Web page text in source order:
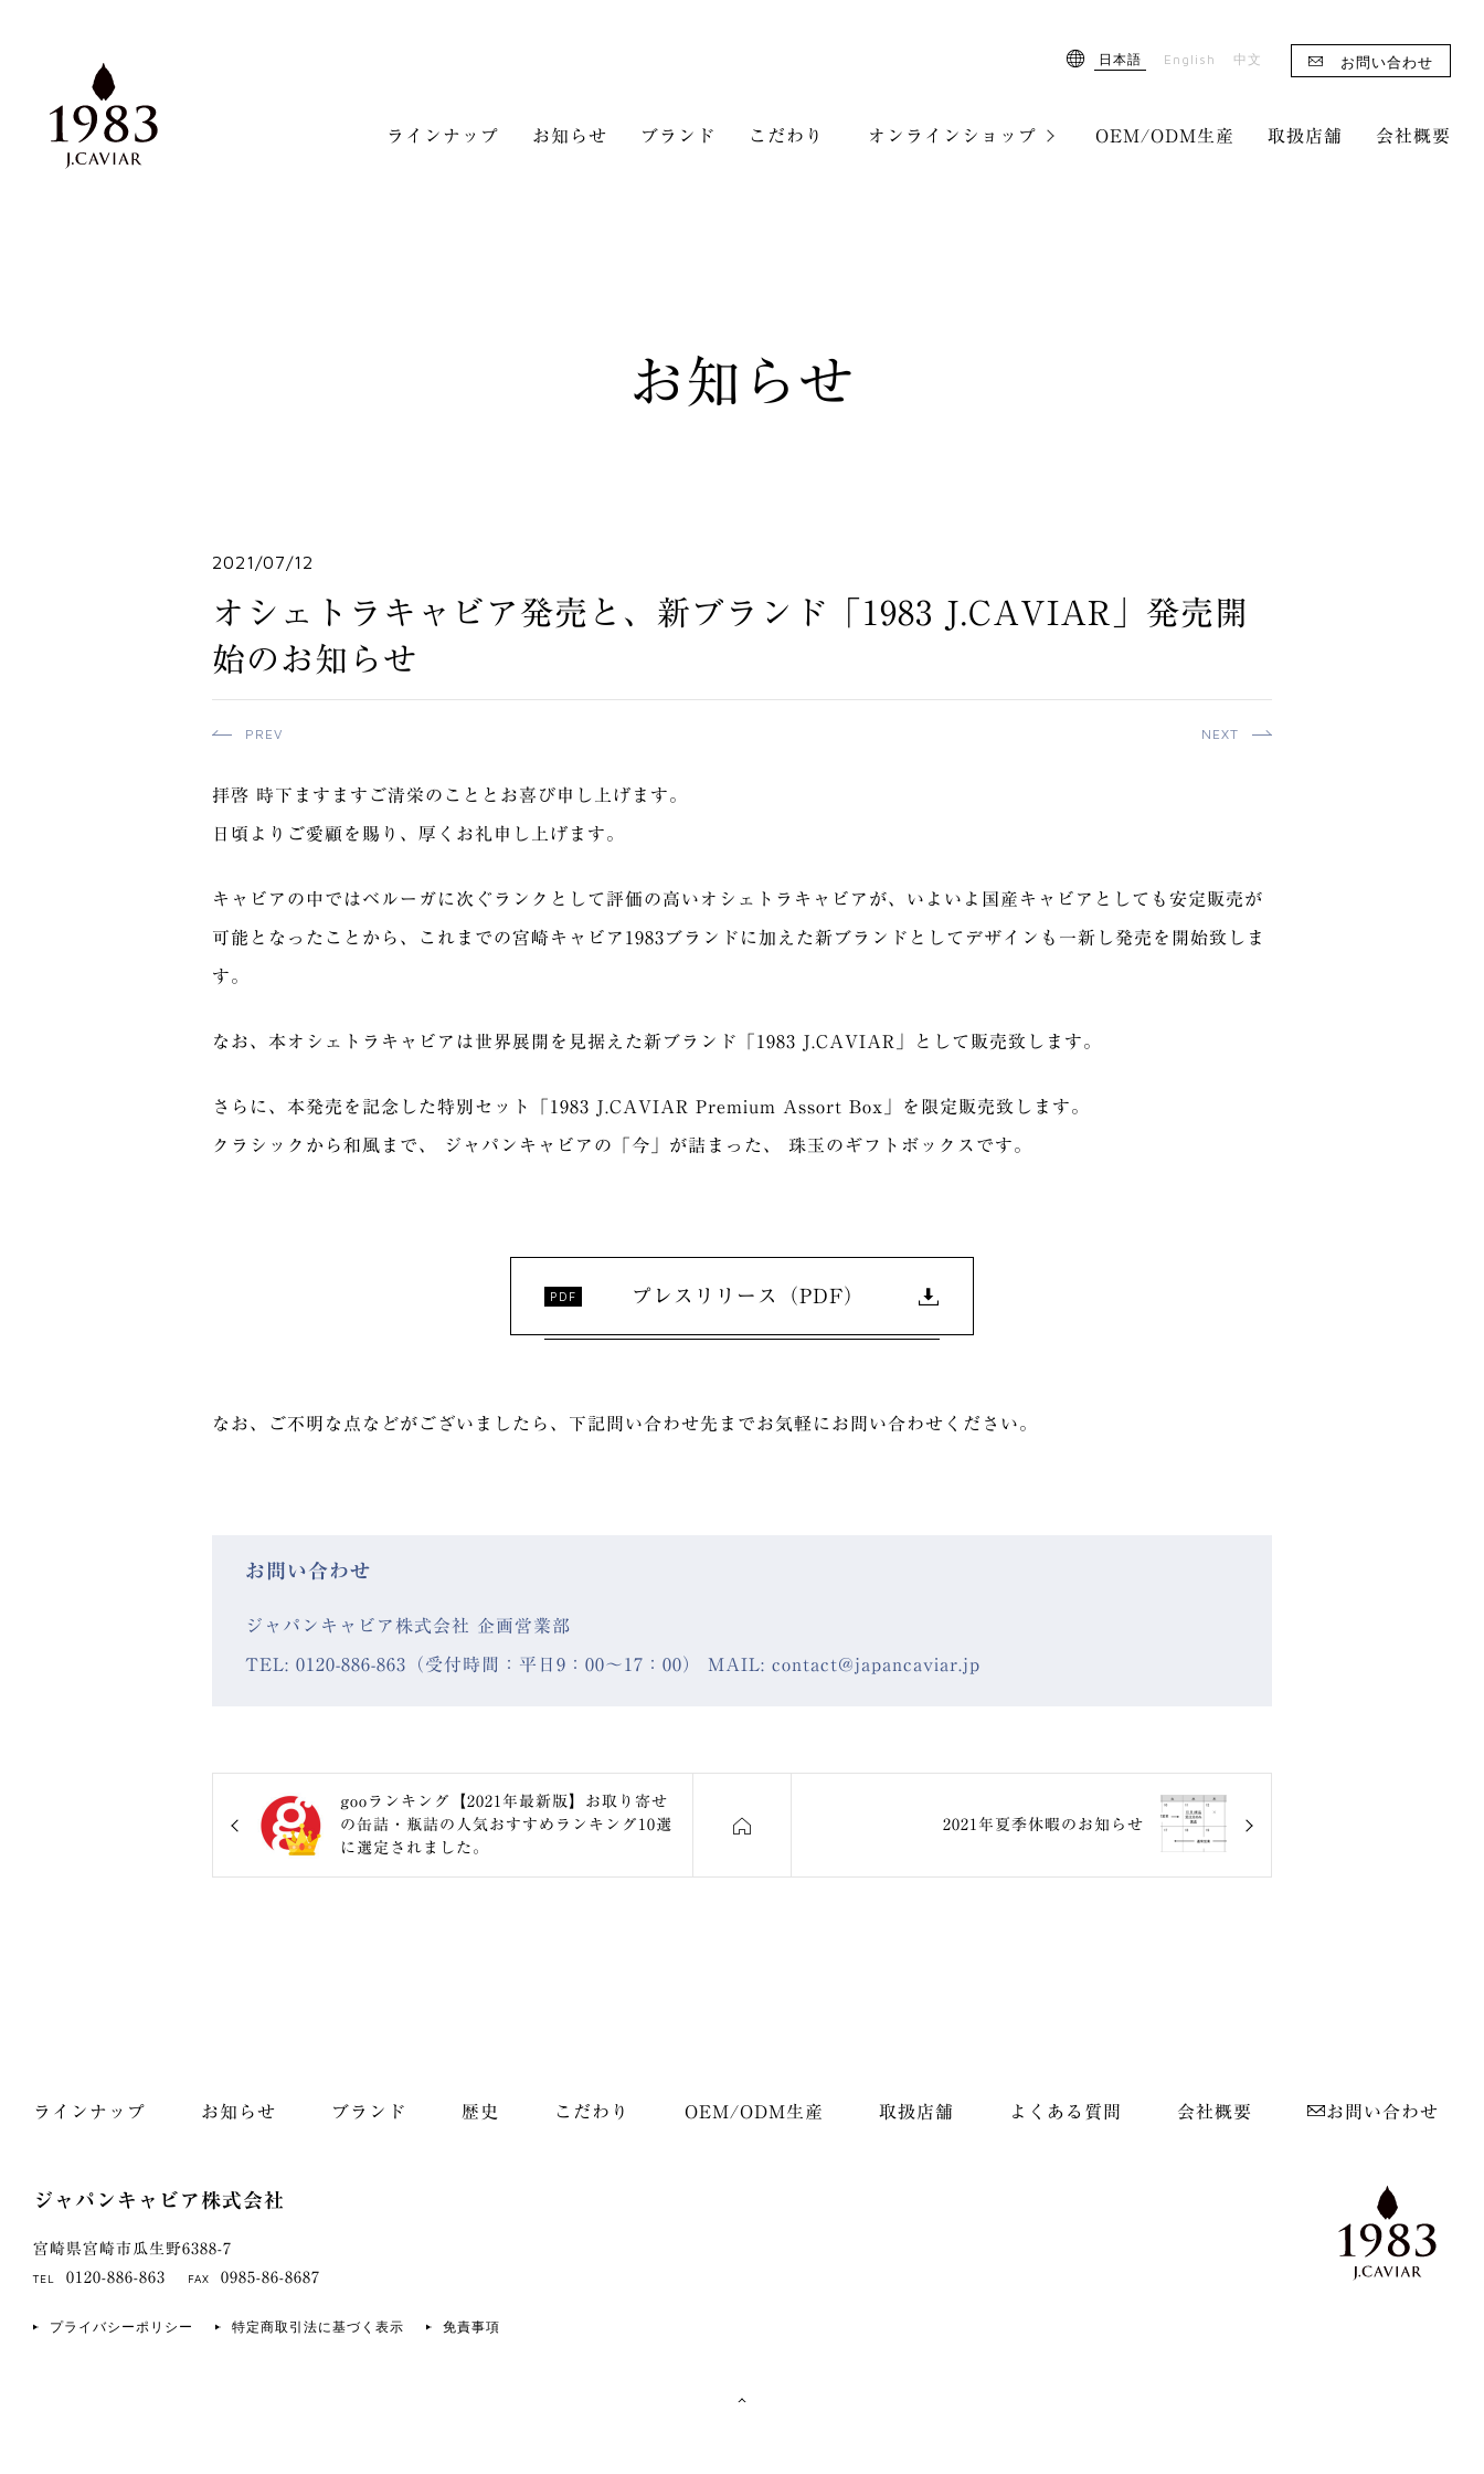
English
日本語 中文
ラインナップ お知らせ ブランド こだわり オンラインショップ OEM/ODM生産 取扱店舗 会社概要
お問い合わせ
お知らせ
2021/07/12
オシェトラキャビア発売と、新ブランド「1983 J.CAVIAR」発売開
始のお知らせ
PREV NEXT
拝啓 時下ますますご清栄のこととお喜び申し上げます。
日頃よりご愛顧を賜り、厚くお礼申し上げます。
キャビアの中ではベルーガに次ぐランクとして評価の高いオシェトラキャビアが、いよいよ国産キャビアとしても安定販売が
可能となったことから、これまでの宮崎キャビア1983ブランドに加えた新ブランドとしてデザインも一新し発売を開始致しま
す。
なお、本オシェトラキャビアは世界展開を見据えた新ブランド「1983 J.CAVIAR」として販売致します。
さらに、本発売を記念した特別セット「1983 J.CAVIAR Premium Assort Box」を限定販売致します。
クラシックから和⾵まで、 ジャパンキャビアの「今」が詰まった、 珠⽟のギフトボックスです。
プレスリリース（PDF）
なお、ご不明な点などがございましたら、下記問い合わせ先までお気軽にお問い合わせください。
お問い合わせ
ジャパンキャビア株式会社 企画営業部
TEL: 0120-886-863（受付時間：平日9：00〜17：00） MAIL: contact@japancaviar.jp
gooランキング【2021年最新版】お取り寄せ
の缶詰・瓶詰の人気おすすめランキング10選
に選定されました。
2021年夏季休暇のお知らせ
ラインナップ お知らせ ブランド 歴史 こだわり OEM/ODM生産 取扱店舗 よくある質問 会社概要 お問い合わせ
ジャパンキャビア株式会社
宮崎県宮崎市瓜生野6388-7
TEL 0120-886-863 FAX 0985-86-8687
プライバシーポリシー 特定商取引法に基づく表示 免責事項